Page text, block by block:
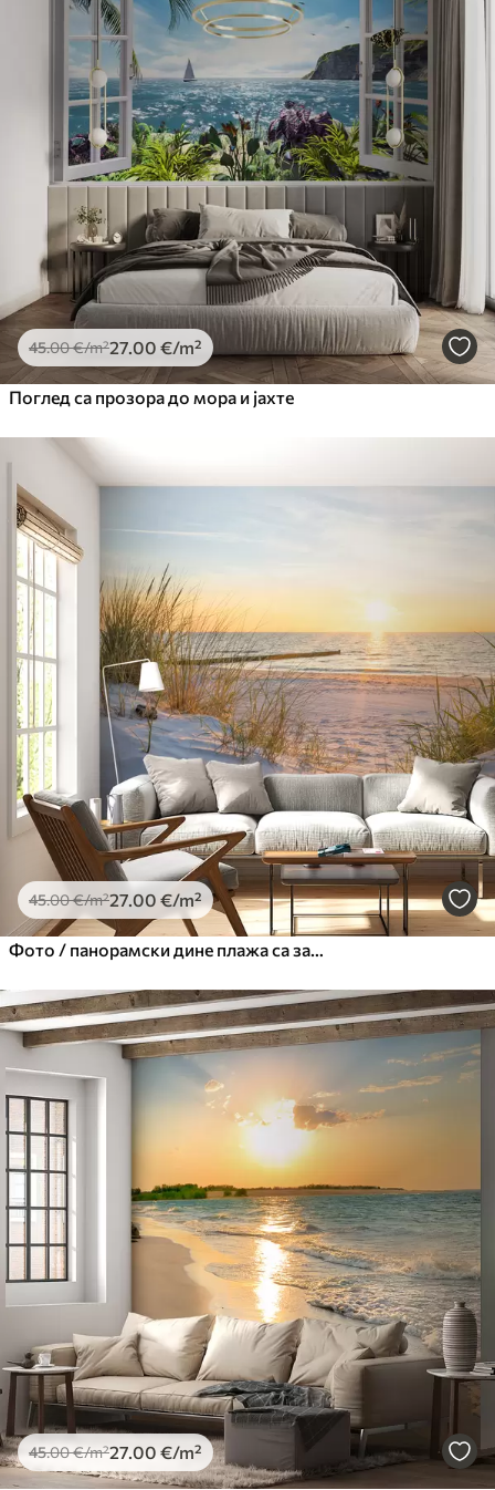
45.00€/m²27.00 €/m²
Поглед са прозора до мора и јахте
45.00€/m²27.00 €/m²
Фото / панорамски дине плажа са залазак сунца
45.00€/m²27.00 €/m²